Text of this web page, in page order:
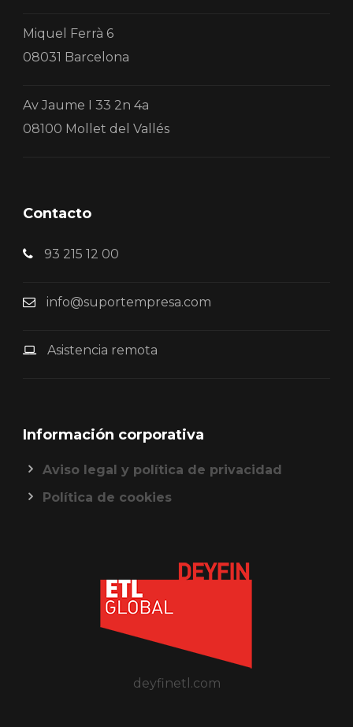
Miquel Ferrà 6
08031 Barcelona
Av Jaume I 33 2n 4a
08100 Mollet del Vallés
Contacto
93 215 12 00
info@suportempresa.com
Asistencia remota
Información corporativa
Aviso legal y política de privacidad
Política de cookies
deyfinetl.com